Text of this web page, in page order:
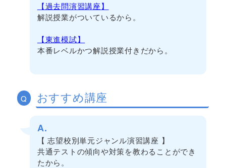
【過去問演習講座】
解説授業がついているから。
【東進模試】
本番レベルかつ解説授業付きだから。
Q おすすめ講座
A.
【 志望校別単元ジャンル演習講座 】
共通テストの傾向や対策を教わることができ
たから。